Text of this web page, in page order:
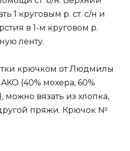
1 круговым р. ст. с/н и
в 1-м круговом р.
ленту.
крючком от Людмилы
(40% мохера, 60%
вязать из хлопка,
пряжи. Крючок №